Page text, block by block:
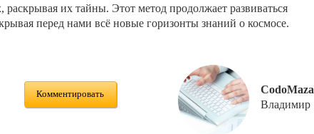
их тайны. Этот метод продолжает развиваться
перед нами всё новые горизонты знаний о космосе.
Комментировать
CodoMaza
Владимир